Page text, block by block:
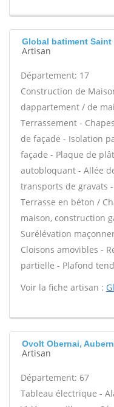
Global batiment Saint
Artisan
Département: 17
Construction de
dappartement / de
Terrassement -
de façade - Isolation
façade - Plaque de
autobloquant - Allée
transports de gravats
Terrasse en béton /
maison, construction
Surélévation
Cloisons amovibles -
partielle - Plafond
Voir la fiche artisan :
Ovolt Obernai,
Artisan
Département: 67
Tableau électrique -